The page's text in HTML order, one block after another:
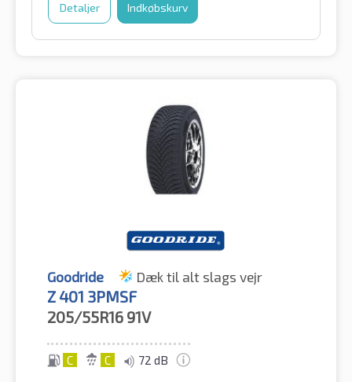
Detaljer Indkøbskurv
Goodride Dæk til alt slags vejr
Z 401 3PMSF
205/55R16 91V
C C 72 dB